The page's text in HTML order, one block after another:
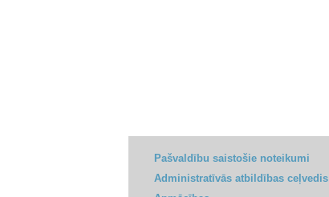
Pašvaldību saistošie noteikumi
Administratīvās atbildības ceļvedis